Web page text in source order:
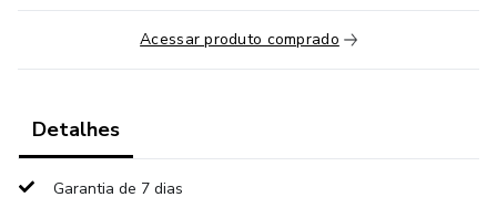
destaque ao oferecer mais opções às suas clientes e
aumentando sua lucratividade ao longo do ano. As técnicas
aprendidas possibilitam a criação de bolsas em diferentes
*"Em um mercado com muitos concorrentes, inovar é
indispensável."*
Acessar produto comprado
Detalhes
Garantia de 7 dias